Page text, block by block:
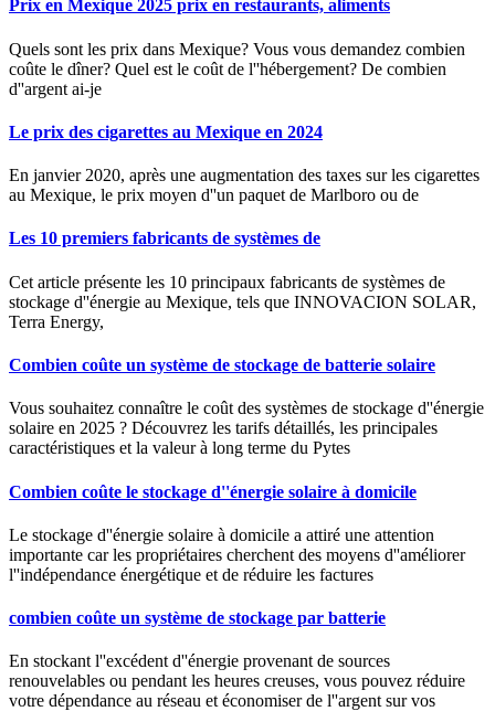
Prix en Mexique 2025 prix en restaurants, aliments
Quels sont les prix dans Mexique? Vous vous demandez combien
coûte le dîner? Quel est le coût de l''hébergement? De combien
d''argent ai-je
Le prix des cigarettes au Mexique en 2024
En janvier 2020, après une augmentation des taxes sur les cigarettes
au Mexique, le prix moyen d''un paquet de Marlboro ou de
Les 10 premiers fabricants de systèmes de
Cet article présente les 10 principaux fabricants de systèmes de
stockage d''énergie au Mexique, tels que INNOVACION SOLAR,
Terra Energy,
Combien coûte un système de stockage de batterie solaire
Vous souhaitez connaître le coût des systèmes de stockage d''énergie
solaire en 2025 ? Découvrez les tarifs détaillés, les principales
caractéristiques et la valeur à long terme du Pytes
Combien coûte le stockage d''énergie solaire à domicile
Le stockage d''énergie solaire à domicile a attiré une attention
importante car les propriétaires cherchent des moyens d''améliorer
l''indépendance énergétique et de réduire les factures
combien coûte un système de stockage par batterie
En stockant l''excédent d''énergie provenant de sources
renouvelables ou pendant les heures creuses, vous pouvez réduire
votre dépendance au réseau et économiser de l''argent sur vos